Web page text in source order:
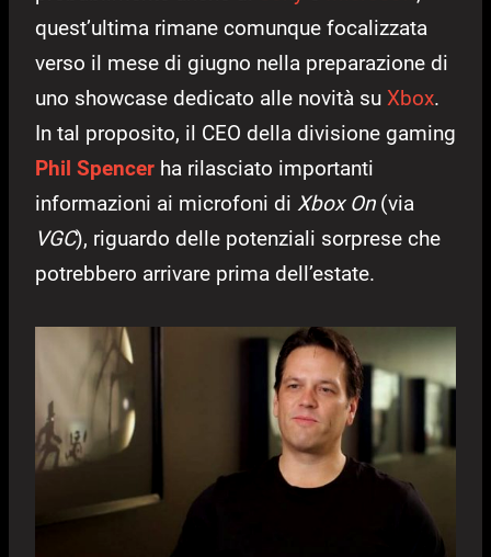
quest’ultima rimane comunque focalizzata
verso il mese di giugno nella preparazione di
uno showcase dedicato alle novità su Xbox.
In tal proposito, il CEO della divisione gaming
Phil Spencer ha rilasciato importanti
informazioni ai microfoni di Xbox On(via
VGC), riguardo delle potenziali sorprese che
potrebbero arrivare prima dell’estate.